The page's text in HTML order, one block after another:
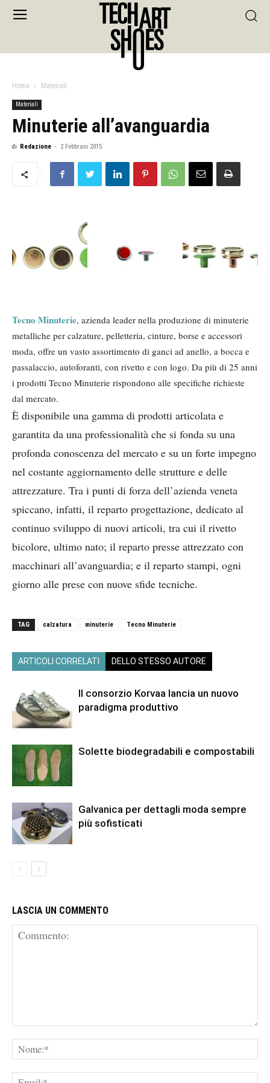
Home Materiali
Materiali
Minuterie all’avanguardia
di Redazione - 2 Febbraio 2015
Tecno Minuterie, azienda leader nella produzione di minuterie
metalliche per calzature, pelletteria, cinture, borse e accessori
moda, offre un vasto assortimento di ganci ad anello, a bocca e
passalaccio, autoforanti, con rivetto e con logo. Da più di 25 anni
i prodotti Tecno Minuterie rispondono alle specifiche richieste
dal mercato.
È disponibile una gamma di prodotti articolata e
garantita da una professionalità che si fonda su una
profonda conoscenza del mercato e su un forte impegno
nel costante aggiornamento delle strutture e delle
attrezzature. Tra i punti di forza dell’azienda veneta
spiccano, infatti, il reparto progettazione, dedicato al
continuo sviluppo di nuovi articoli, tra cui il rivetto
bicolore, ultimo nato; il reparto presse attrezzato con
macchinari all’avanguardia; e il reparto stampi, ogni
giorno alle prese con nuove sfide tecniche.
TAG calzatura minuterie Tecno Minuterie
ARTICOLI CORRELATI DELLO STESSO AUTORE
Il consorzio Korvaa lancia un nuovo
paradigma produttivo
Solette biodegradabili e compostabili
Galvanica per dettagli moda sempre
più sofisticati
LASCIA UN COMMENTO